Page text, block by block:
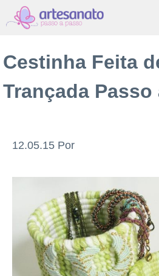
Pular
para
conteúdo
Cestinha Feita
Trançada Passo
12.05.15 Por